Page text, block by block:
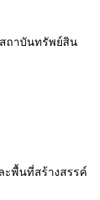
สถาบันทรัพย์สิน
ะพื้นที่สร้างสรรค์